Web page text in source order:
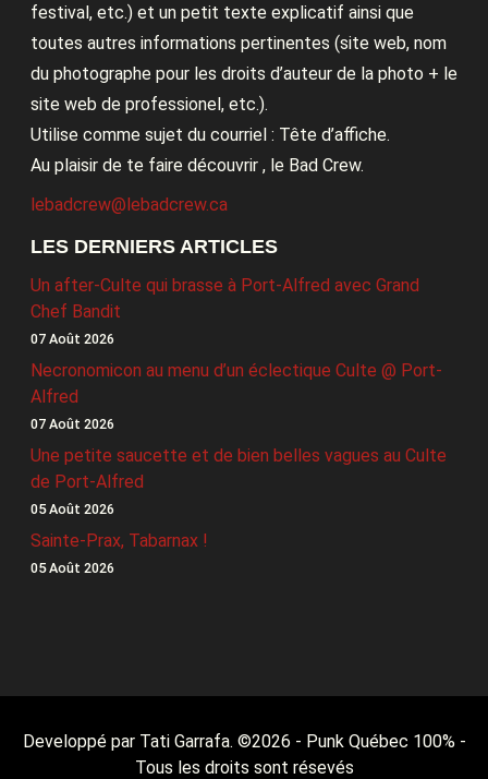
festival, etc.) et un petit texte explicatif ainsi que
toutes autres informations pertinentes (site web, nom
du photographe pour les droits d’auteur de la photo + le
site web de professionel, etc.).
Utilise comme sujet du courriel : Tête d’affiche.
Au plaisir de te faire découvrir , le Bad Crew.
lebadcrew@lebadcrew.ca
LES DERNIERS ARTICLES
Un after-Culte qui brasse à Port-Alfred avec Grand
Chef Bandit
07 Août 2026
Necronomicon au menu d’un éclectique Culte @ Port-
Alfred
07 Août 2026
Une petite saucette et de bien belles vagues au Culte
de Port-Alfred
05 Août 2026
Sainte-Prax, Tabarnax !
05 Août 2026
Developpé par Tati Garrafa. ©2026 - Punk Québec 100% -
Tous les droits sont résevés